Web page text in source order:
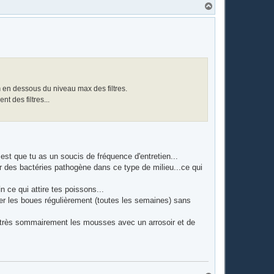
a
dessous du niveau max des filtres.
des filtres...
que tu as un soucis de fréquence d'entretien...
bactéries pathogène dans ce type de milieu...ce qui
ce qui attire tes poissons...
les boues régulièrement (toutes les semaines) sans
sommairement les mousses avec un arrosoir et de